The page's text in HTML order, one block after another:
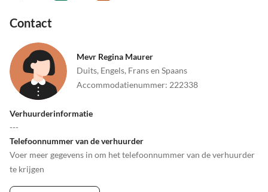
Contact
Mevr Regina Maurer
Duits, Engels, Frans en Spaans
Accommodatienummer: 222338
Verhuurderinformatie
---
Telefoonnummer van de verhuurder
Voer meer gegevens in om het telefoonnummer van de verhuurder
te krijgen